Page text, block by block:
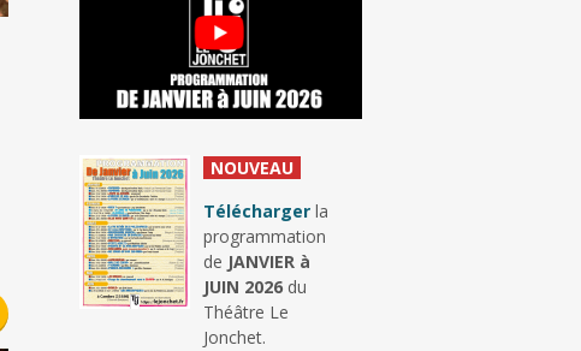
NOUVEAU
Télécharger la
programmation
de JANVIER à
JUIN 2026 du
Théâtre Le
Jonchet.